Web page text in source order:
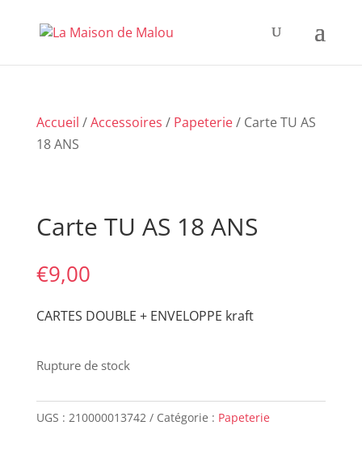
Accueil /Accessoires / Papeterie/ Carte TU AS
18 ANS
Carte TU AS 18 ANS
€9,00
CARTES DOUBLE + ENVELOPPE kraft
Rupture de stock
UGS : 210000013742 Catégorie : Papeterie